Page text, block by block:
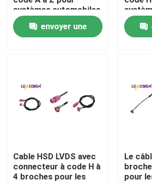
Visite de l'usine
Demander un devis
Connecteur de carte PCB de
systèmes automobiles
envoyer une
Cable HSD LVDS avec
connecteur à code H à
4 broches pour les
Le
pour